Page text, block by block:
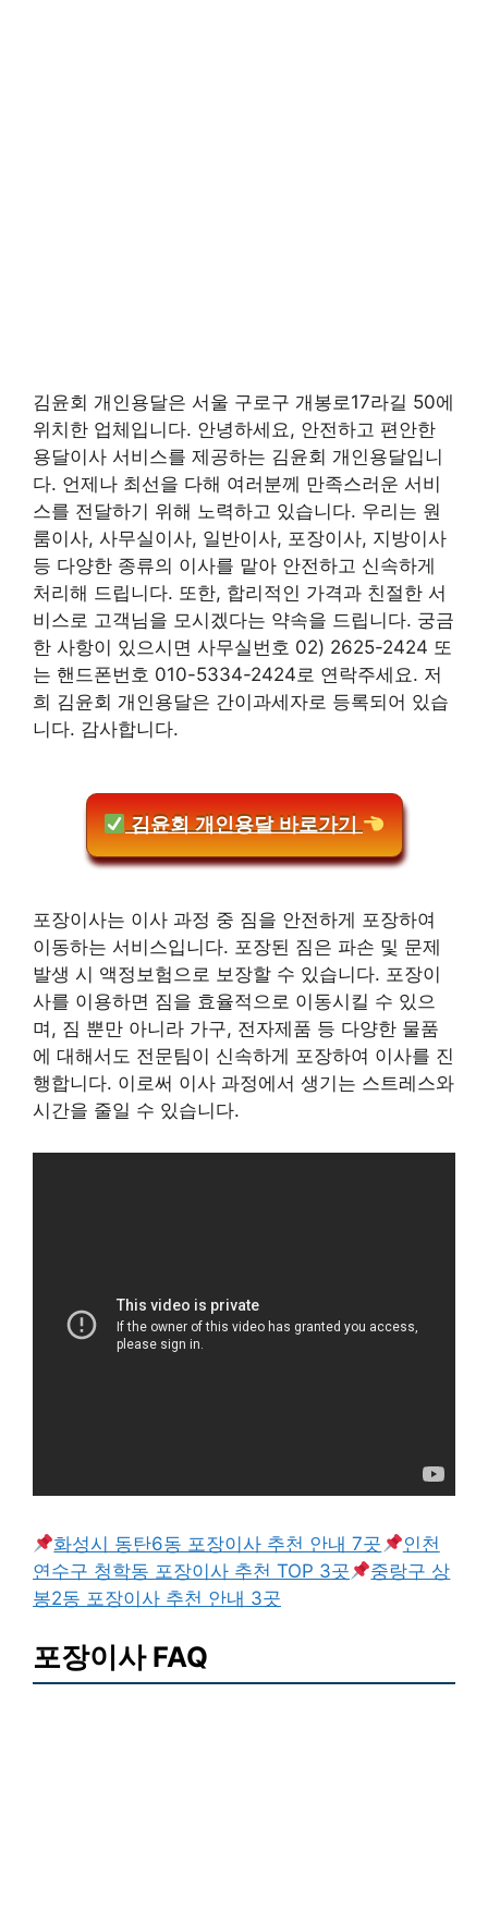
김윤회 개인용달은 서울 구로구 개봉로17라길 50에
위치한 업체입니다. 안녕하세요, 안전하고 편안한
용달이사 서비스를 제공하는 김윤회 개인용달입니
다. 언제나 최선을 다해 여러분께 만족스러운 서비
스를 전달하기 위해 노력하고 있습니다. 우리는 원
룸이사, 사무실이사, 일반이사, 포장이사, 지방이사
등 다양한 종류의 이사를 맡아 안전하고 신속하게
처리해 드립니다. 또한, 합리적인 가격과 친절한 서
비스로 고객님을 모시겠다는 약속을 드립니다. 궁금
한 사항이 있으시면 사무실번호 02) 2625-2424 또
는 핸드폰번호 010-5334-2424로 연락주세요. 저
희 김윤회 개인용달은 간이과세자로 등록되어 있습
니다. 감사합니다.
김윤회 개인용달 바로가기
포장이사는 이사 과정 중 짐을 안전하게 포장하여
이동하는 서비스입니다. 포장된 짐은 파손 및 문제
발생 시 액정보험으로 보장할 수 있습니다. 포장이
사를 이용하면 짐을 효율적으로 이동시킬 수 있으
며, 짐 뿐만 아니라 가구, 전자제품 등 다양한 물품
에 대해서도 전문팀이 신속하게 포장하여 이사를 진
행합니다. 이로써 이사 과정에서 생기는 스트레스와
시간을 줄일 수 있습니다.
화성시 동탄6동 포장이사 추천 안내 7곳
인천
연수구 청학동 포장이사 추천 TOP 3곳
중랑구 상
봉2동 포장이사 추천 안내 3곳
포장이사 FAQ